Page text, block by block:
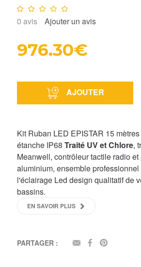
Note : 0/10
0 avis Ajouter un avis
976.30€
AJOUTER
Kit Ruban LED EPISTAR 15
étanche IP68 Traité UV et Chlore,
Meanwell, contrôleur tactile radio et
aluminium, ensemble
l'éclairage Led design qualitatif de
bassins.
EN SAVOIR PLUS
PARTAGER : EMAILFACEBOOK